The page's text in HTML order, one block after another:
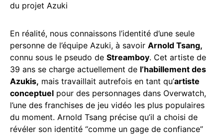
du projet Azuki
En réalité, nous connaissons l’identité d’une seule
personne de l’équipe Azuki, à savoir Arnold Tsang,
connu sous le pseudo de Streamboy. Cet artiste de
39 ans se charge actuellement de l’habillement des
Azukis, mais travaillait autrefois en tant qu’artiste
conceptuel pour des personnages dans Overwatch,
l’une des franchises de jeu vidéo les plus populaires
du moment. Arnold Tsang précise qu’il a choisi de
révéler son identité “comme un gage de confiance”